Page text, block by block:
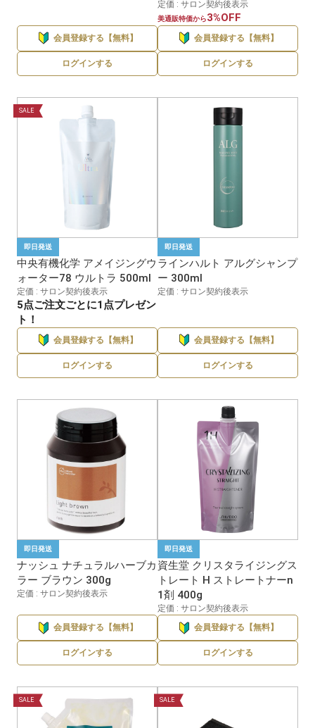
会員登録する【無料】
ログインする
定価 : サロン契約後表示
美通販特価から3%OFF
会員登録する【無料】
ログインする
SALE
即日発送
中央有機化学 アメイジングウ
ォーター78 ウルトラ 500ml
定価 : サロン契約後表示
5点ご注文ごとに1点プレゼン
ト！
会員登録する【無料】
ログインする
即日発送
ラインハルト アルグシャンプ
ー 300ml
定価 : サロン契約後表示
会員登録する【無料】
ログインする
即日発送
ナッシュ ナチュラルハーブカ
ラー ブラウン 300g
定価 : サロン契約後表示
会員登録する【無料】
ログインする
即日発送
資生堂 クリスタライジングス
トレート H ストレートナーn
1剤 400g
定価 : サロン契約後表示
会員登録する【無料】
ログインする
SALE SALE